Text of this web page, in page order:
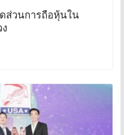
ส่วนการถือหุ้นใน